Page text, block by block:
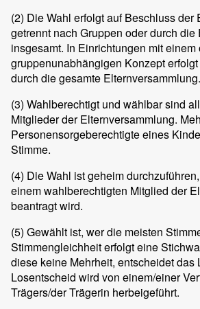
(2) Die Wahl erfolgt auf Beschluss der
getrennt nach Gruppen oder durch
insgesamt. In Einrichtungen mit einem
gruppenunabhängigen Konzept
durch die gesamte Elternversammlung.
(3) Wahlberechtigt und wählbar sind
Mitglieder der Elternversammlung.
Personensorgeberechtigte eines
Stimme.
(4) Die Wahl ist geheim
einem wahlberechtigten Mitglied der
beantragt wird.
(5) Gewählt ist, wer die meisten
Stimmengleichheit erfolgt eine
diese keine Mehrheit, entscheidet das
Losentscheid wird von einem/einer
Trägers/der Trägerin herbeigeführt.